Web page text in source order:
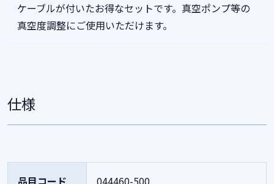
ケーブルが付いたお得なセットです。真空ポンプ等の
真空度調整にご使用いただけます。
仕様
品目コード 044460-500